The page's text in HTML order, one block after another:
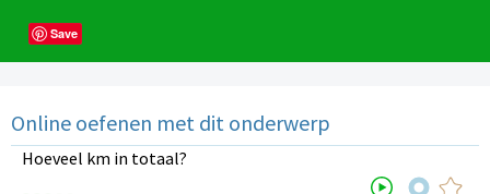
Save
Online oefenen met dit onderwerp
Hoeveel km in totaal?